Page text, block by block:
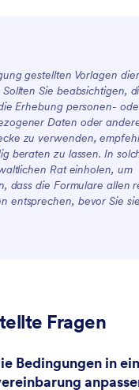
gestellten Vorlagen
Sie beabsichtigen,
Erhebung personen-
Daten oder
zu verwenden,
beraten zu lassen. In
Rat einholen, um
dass die Formulare allen
entsprechen, bevor Sie
Fragen
Bedingungen in